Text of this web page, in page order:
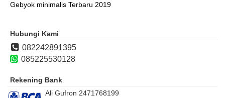
Gebyok minimalis Terbaru 2019
Hubungi Kami
082242891395
085225530128
Rekening Bank
Ali Gufron 2471768199